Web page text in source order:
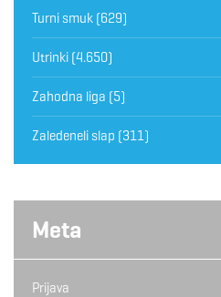
Turni smuk (629)
Utrinki (4.650)
Zahodna liga (5)
Zaledeneli slap (311)
Meta
Prijava